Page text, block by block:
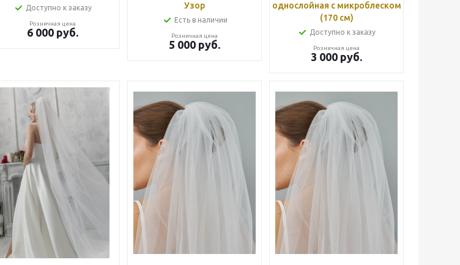
Доступно к заказу
Розничная цена
6 000 руб.
Узор
Есть в наличии
Розничная цена
5 000 руб.
однослойная с микроблеском
(170 см)
Доступно к заказу
Розничная цена
3 000 руб.